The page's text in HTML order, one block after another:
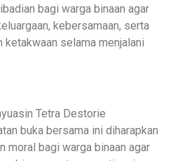
bagi warga binaan agar
kebersamaan, serta
ketakwaan selama menjalani
Tetra Destorie
buka bersama ini diharapkan
moral bagi warga binaan agar